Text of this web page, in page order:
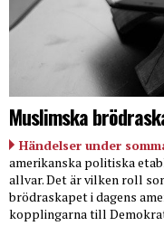
Muslimska
Händelser under
amerikanska politiska
allvar. Det är vilken roll
brödraskapet i dagens
kopplingarna till